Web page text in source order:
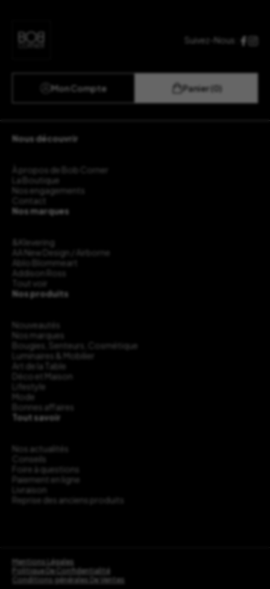
Suivez-Nous :
Mon Compte Panier (0)
Nous découvrir
À propos de Bob Corner
La Boutique
Nos engagements
Contact
Nos marques
&Klevering
AA New Design / Airborne
Ablo Blommeart
Addison Ross
Tout voir
Nos produits
Nouveautés
Nos marques
Bougies, Senteurs, Cosmétique
Luminaires & Mobilier
Art de la Table
Déco et Maison
Lifestyle
Mode
Bonnes affaires
Tout savoir
Nos actualités
Conseils
Foire à questions
Paiement en ligne
Livraison
Reprise des anciens produits
Mentions Légales
Politique De Confidentialité
Conditions générales De Ventes